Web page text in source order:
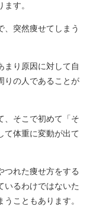
す。
、突然痩せてしまう
まり原因に対して自
りの人であることが
、そこで初めて「そ
て体重に変動が出て
つれた痩せ方をする
いるわけではないた
こともあります。